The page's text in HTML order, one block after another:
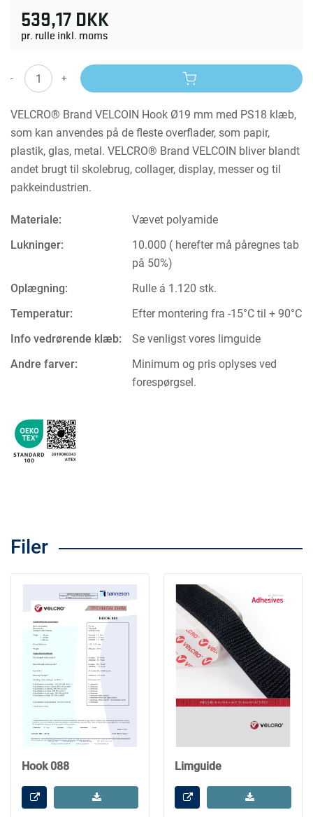
539,17 DKK
pr. rulle inkl. moms
- +
VELCRO® Brand VELCOIN Hook Ø19 mm med PS18 klæb,
som kan anvendes på de fleste overflader, som papir,
plastik, glas, metal. VELCRO® Brand VELCOIN bliver blandt
andet brugt til skolebrug, collager, display, messer og til
pakkeindustrien.
Materiale:
Vævet polyamide
Lukninger:
10.000 ( herefter må påregnes tab
på 50%)
Oplægning:
Rulle á 1.120 stk.
Temperatur:
Efter montering fra -15°C til + 90°C
Info vedrørende klæb:
Se venligst vores limguide
Andre farver:
Minimum og pris oplyses ved
forespørgsel.
Filer
Hook 088 Limguide